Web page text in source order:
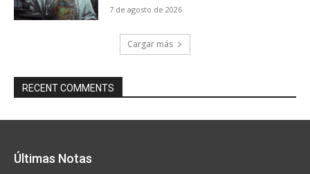
7 de agosto de 2026
Cargar más
RECENT COMMENTS
Últimas Notas